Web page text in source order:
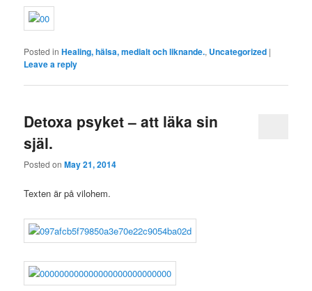
Posted in Healing, hälsa, medialt och liknande., Uncategorized |
Leave a reply
Detoxa psyket – att läka sin
själ.
Posted onMay 21, 2014
Texten är på vilohem.